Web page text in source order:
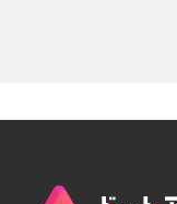
- このゲームには
- プレイするには